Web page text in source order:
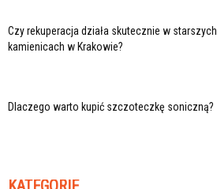
Czy rekuperacja działa skutecznie w starszych
kamienicach w Krakowie?
Dlaczego warto kupić szczoteczkę soniczną?